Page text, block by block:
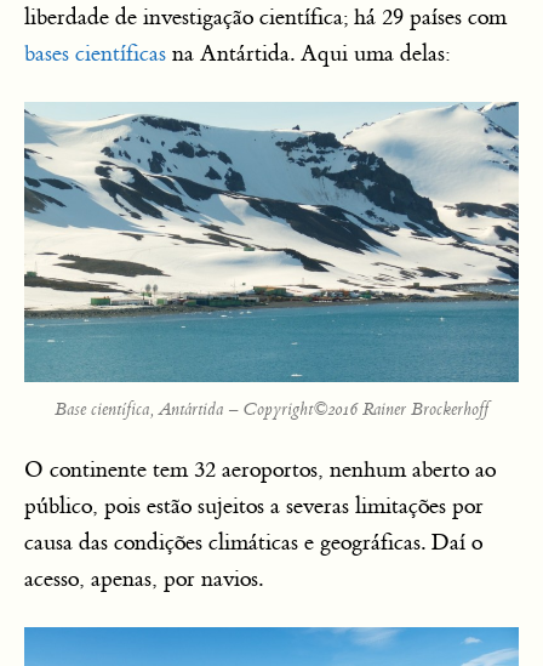
liberdade de investigação científica; há 29 países com
bases científicas na Antártida. Aqui uma delas:
Base científica, Antártida – Copyright©2016 Rainer Brockerhoff
O continente tem 32 aeroportos, nenhum aberto ao
público, pois estão sujeitos a severas limitações por
causa das condições climáticas e geográficas. Daí o
acesso, apenas, por navios.